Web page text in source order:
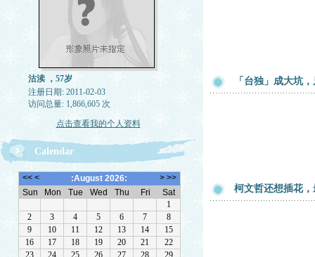
沽渎 ，57岁
注册日期: 2011-02-03
访问总量: 1,866,605 次
点击查看我的个人资料
Calendar
「台独」成大坑
柯文哲还想插花